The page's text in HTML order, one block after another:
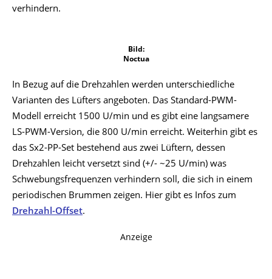
verhindern.
Bild:
Noctua
In Bezug auf die Drehzahlen werden unterschiedliche
Varianten des Lüfters angeboten. Das Standard-PWM-
Modell erreicht 1500 U/min und es gibt eine langsamere
LS-PWM-Version, die 800 U/min erreicht. Weiterhin gibt es
das Sx2-PP-Set bestehend aus zwei Lüftern, dessen
Drehzahlen leicht versetzt sind (+/- ~25 U/min) was
Schwebungsfrequenzen verhindern soll, die sich in einem
periodischen Brummen zeigen. Hier gibt es Infos zum
Drehzahl-Offset.
Anzeige